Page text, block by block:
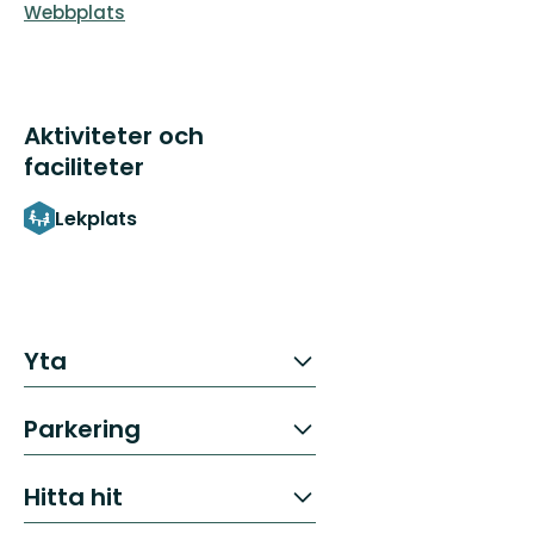
Webbplats
Aktiviteter och
faciliteter
Lekplats
Yta
Parkering
Hitta hit